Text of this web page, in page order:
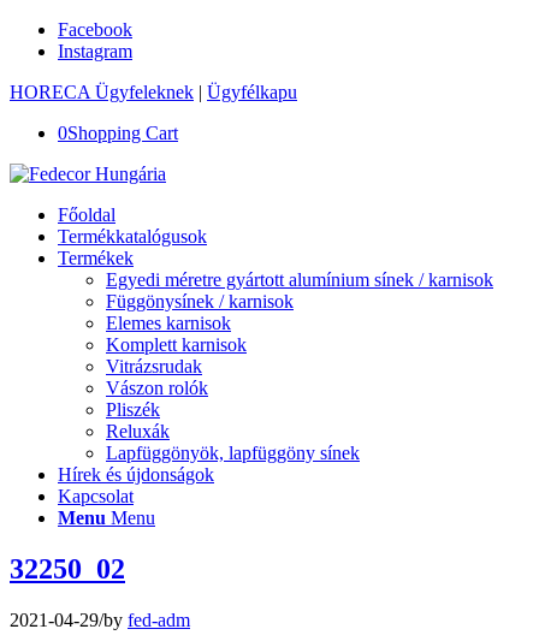
Facebook
Instagram
HORECA Ügyfeleknek | Ügyfélkapu
0Shopping Cart
Főoldal
Termékkatalógusok
Termékek
Egyedi méretre gyártott alumínium sínek / karnisok
Függönysínek / karnisok
Elemes karnisok
Komplett karnisok
Vitrázsrudak
Vászon rolók
Pliszék
Reluxák
Lapfüggönyök, lapfüggöny sínek
Hírek és újdonságok
Kapcsolat
Menu Menu
32250_02
2021-04-29/by fed-adm